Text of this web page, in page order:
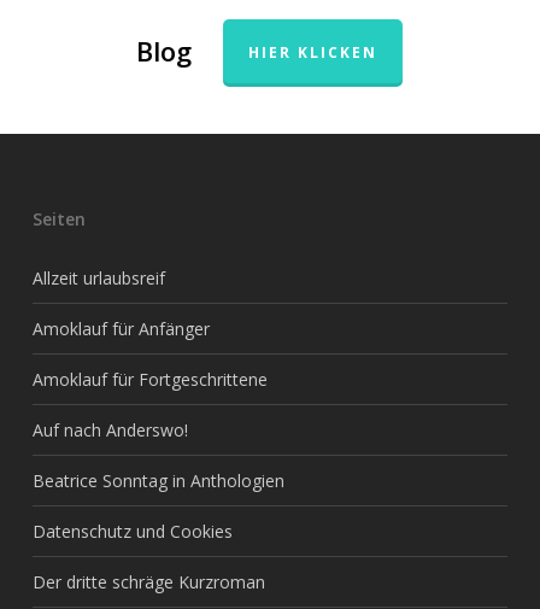
Blog HIER KLICKEN
Seiten
Allzeit urlaubsreif
Amoklauf für Anfänger
Amoklauf für Fortgeschrittene
Auf nach Anderswo!
Beatrice Sonntag in Anthologien
Datenschutz und Cookies
Der dritte schräge Kurzroman